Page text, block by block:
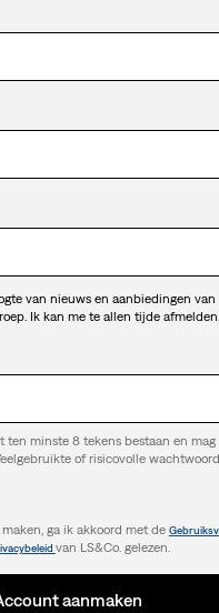
van nieuws en aanbiedingen van
Ik kan me te allen tijde afmelden.
ten minste 8 tekens bestaan en
of risicovolle
ga ik akkoord met de
van LS&Co. gelezen.
aanmaken